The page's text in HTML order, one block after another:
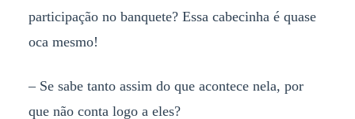
participação no banquete? Essa cabecinha é quase
oca mesmo!
– Se sabe tanto assim do que acontece nela, por
que não conta logo a eles?